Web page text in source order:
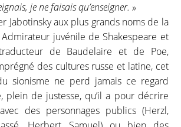
je ne faisais qu’enseigner. »
Jabotinsky aux plus grands noms de la
juvénile de Shakespeare et
de Baudelaire et de Poe,
des cultures russe et latine, cet
sionisme ne perd jamais ce regard
plein de justesse, qu’il a pour décrire
des personnages publics (Herzl,